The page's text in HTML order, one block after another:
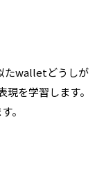
たwalletどうしが
を学習します。
。